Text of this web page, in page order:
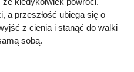
a przeszłość ubiega się o
z cienia i stanąć do walki
sobą.